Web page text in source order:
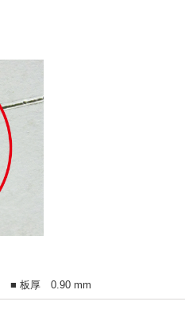
■ 板厚 0.90 mm